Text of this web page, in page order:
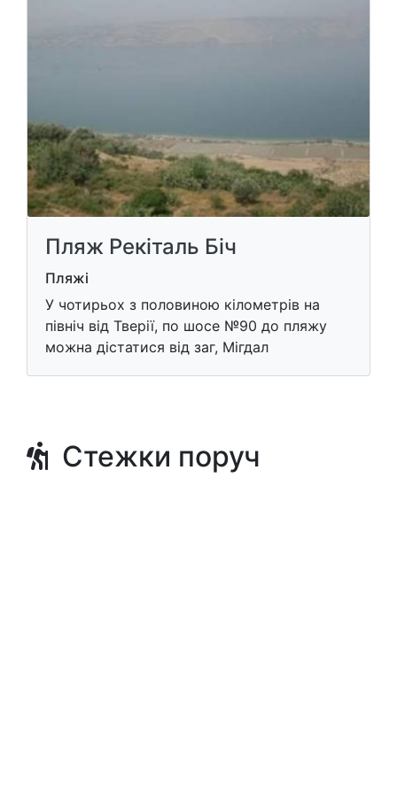
Пляж Рекіталь Біч
Пляжі
У чотирьох з половиною кілометрів на
північ від Тверії, по шосе №90 до пляжу
можна дістатися від заг, Мігдал
Стежки поруч